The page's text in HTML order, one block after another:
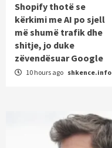
Shopify thotë se
kërkimi me AI po sjell
më shumë trafik dhe
shitje, jo duke
zëvendësuar Google
10 hours ago shkence.info